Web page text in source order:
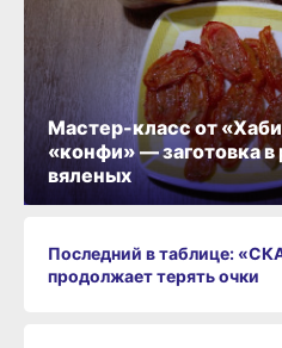
Последний в таблице:
продолжает терять очки
Мастер-класс от
«конфи» — заготовка в
вяленых